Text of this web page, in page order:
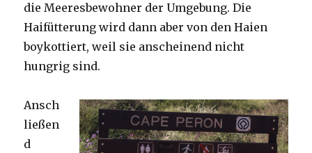
die Meeresbewohner der Umgebung. Die
Haifütterung wird dann aber von den Haien
boykottiert, weil sie anscheinend nicht
hungrig sind.
Ansch
ließen
d